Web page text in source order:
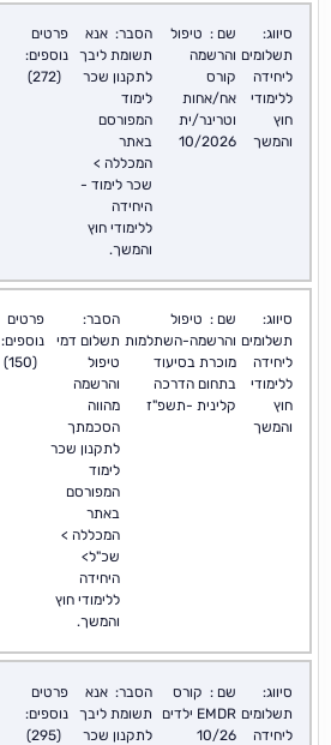
סיווג:
תשלומים
ליחידה
ללימודי
חוץ
והמשך
שם : טיפול
והרשמה
קורס
אח/אחות
וטרינר/ית
10/2026
הסבר: אנא
תשומת ליבך
לתקנון שכר
לימוד
המפורסם
באתר
המכללה >
שכר לימוד -
היחידה
ללימודי חוץ
והמשך.
פרטים
נוספים:
(272)
סיווג:
תשלומים
ליחידה
ללימודי
חוץ
והמשך
שם : טיפול
והרשמה-השתלמות
מוכרת בסיעוד
בתחום הדרכה
קלינית -תשפ"ז
הסבר:
תשלום דמי
טיפול
והרשמה
מהווה
הסכמתך
לתקנון שכר
לימוד
המפורסם
באתר
המכללה >
שכ"ל>
היחידה
ללימודי חוץ
והמשך.
פרטים
נוספים:
(150)
סיווג:
תשלומים
ליחידה
שם : קורס
EMDR ילדים
10/26
הסבר: אנא
תשומת ליבך
לתקנון שכר
פרטים
נוספים:
(295)